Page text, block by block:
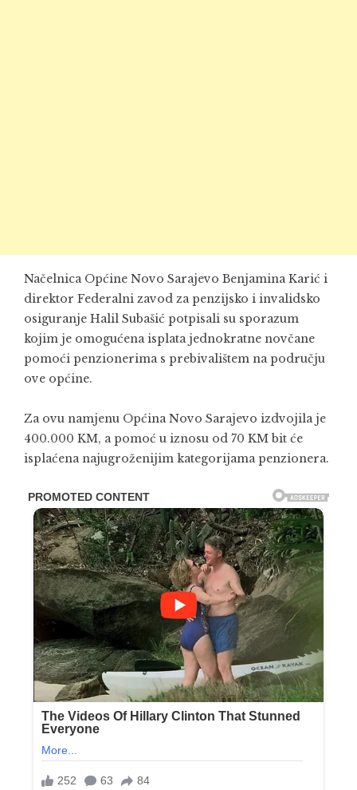
Načelnica Općine Novo Sarajevo Benjamina Karić i
direktor Federalni zavod za penzijsko i invalidsko
osiguranje Halil Subašić potpisali su sporazum
kojim je omogućena isplata jednokratne novčane
pomoći penzionerima s prebivalištem na području
ove općine.
Za ovu namjenu Općina Novo Sarajevo izdvojila je
400.000 KM, a pomoć u iznosu od 70 KM bit će
isplaćena najugroženijim kategorijama penzionera.